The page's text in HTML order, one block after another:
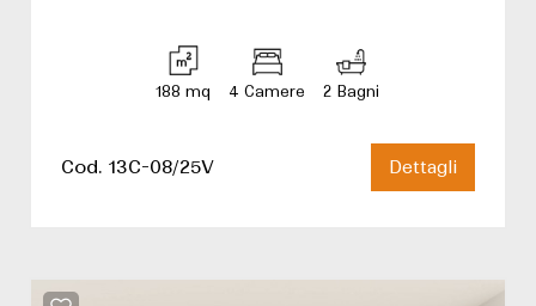
188 mq 4 Camere 2 Bagni
Cod. 13C-08/25V Dettagli